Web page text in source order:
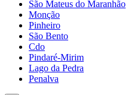
São Mateus do Maranhão
Monção
Pinheiro
São Bento
Cdo
Pindaré-Mirim
Lago da Pedra
Penalva